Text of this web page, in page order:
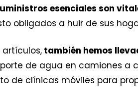
esenciales son
obligados a huir de sus
también hemos
de agua en camiones a
de clínicas móviles para